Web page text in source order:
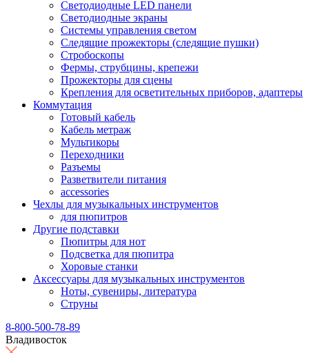
Светодиодные LED панели
Светодиодные экраны
Системы управления светом
Следящие прожекторы (следящие пушки)
Стробоскопы
Фермы, струбцины, крепежи
Прожекторы для сцены
Крепления для осветительных приборов, адаптеры
Коммутация
Готовый кабель
Кабель метраж
Мультикоры
Переходники
Разъемы
Разветвители питания
accessories
Чехлы для музыкальных инструментов
для пюпитров
Другие подставки
Пюпитры для нот
Подсветка для пюпитра
Хоровые станки
Аксессуары для музыкальных инструментов
Ноты, сувениры, литература
Струны
8-800-500-78-89
Владивосток